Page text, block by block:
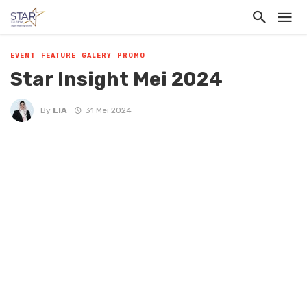
EVENT FEATURE GALERY PROMO
Star Insight Mei 2024
By LIA 31 Mei 2024